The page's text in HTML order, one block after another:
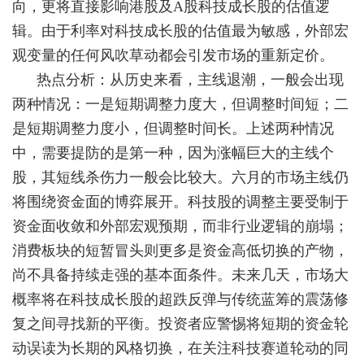
向，更将直接影响港股及A股科技成长股的估值逻
辑。由于利率对科技成长股的估值最为敏感，外部宏
观变量的任何风吹草动都会引发市场的重新定价。
热点分析：从历史来看，主线退潮，一般会出现
两种情况：一是短期调整力度大，但调整时间短；二
是短期调整力度小，但调整时间长。上述两种情况
中，需要提防的是第一种，因为涨幅巨大的主线个
股，其短线杀伤力一般会比较大。六月的市场主线仍
将围绕资金面的博弈展开。科技股的调整主要受制于
资金面收敛和外部宏观预期，而非行业逻辑的崩塌；
消费板块的短暂冒头则更多是资金高低切换的产物，
尚不具备持续走强的基本面条件。未来几天，市场大
概率将在科技成长股的超跌反弹与传统蓝筹的震荡修
复之间寻找新的平衡。投资者应警惕将短期的资金轮
动误读为长期的风格切换，在关注科技赛道轮动的同